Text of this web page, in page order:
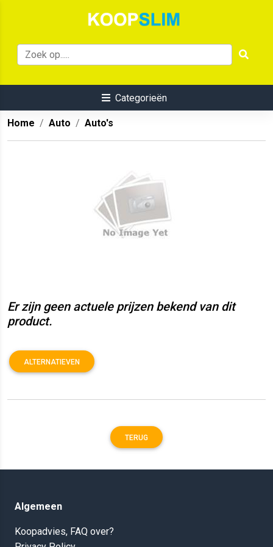
Categorieën
Home Auto Auto's
Er zijn geen actuele prijzen bekend van dit
product.
ALTERNATIEVEN
TERUG
Algemeen
Koopadvies, FAQ over?